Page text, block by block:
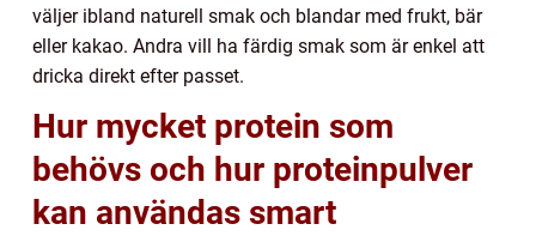
väljer ibland naturell smak och blandar med frukt, bär
eller kakao. Andra vill ha färdig smak som är enkel att
dricka direkt efter passet.
Hur mycket protein som
behövs och hur proteinpulver
kan användas smart